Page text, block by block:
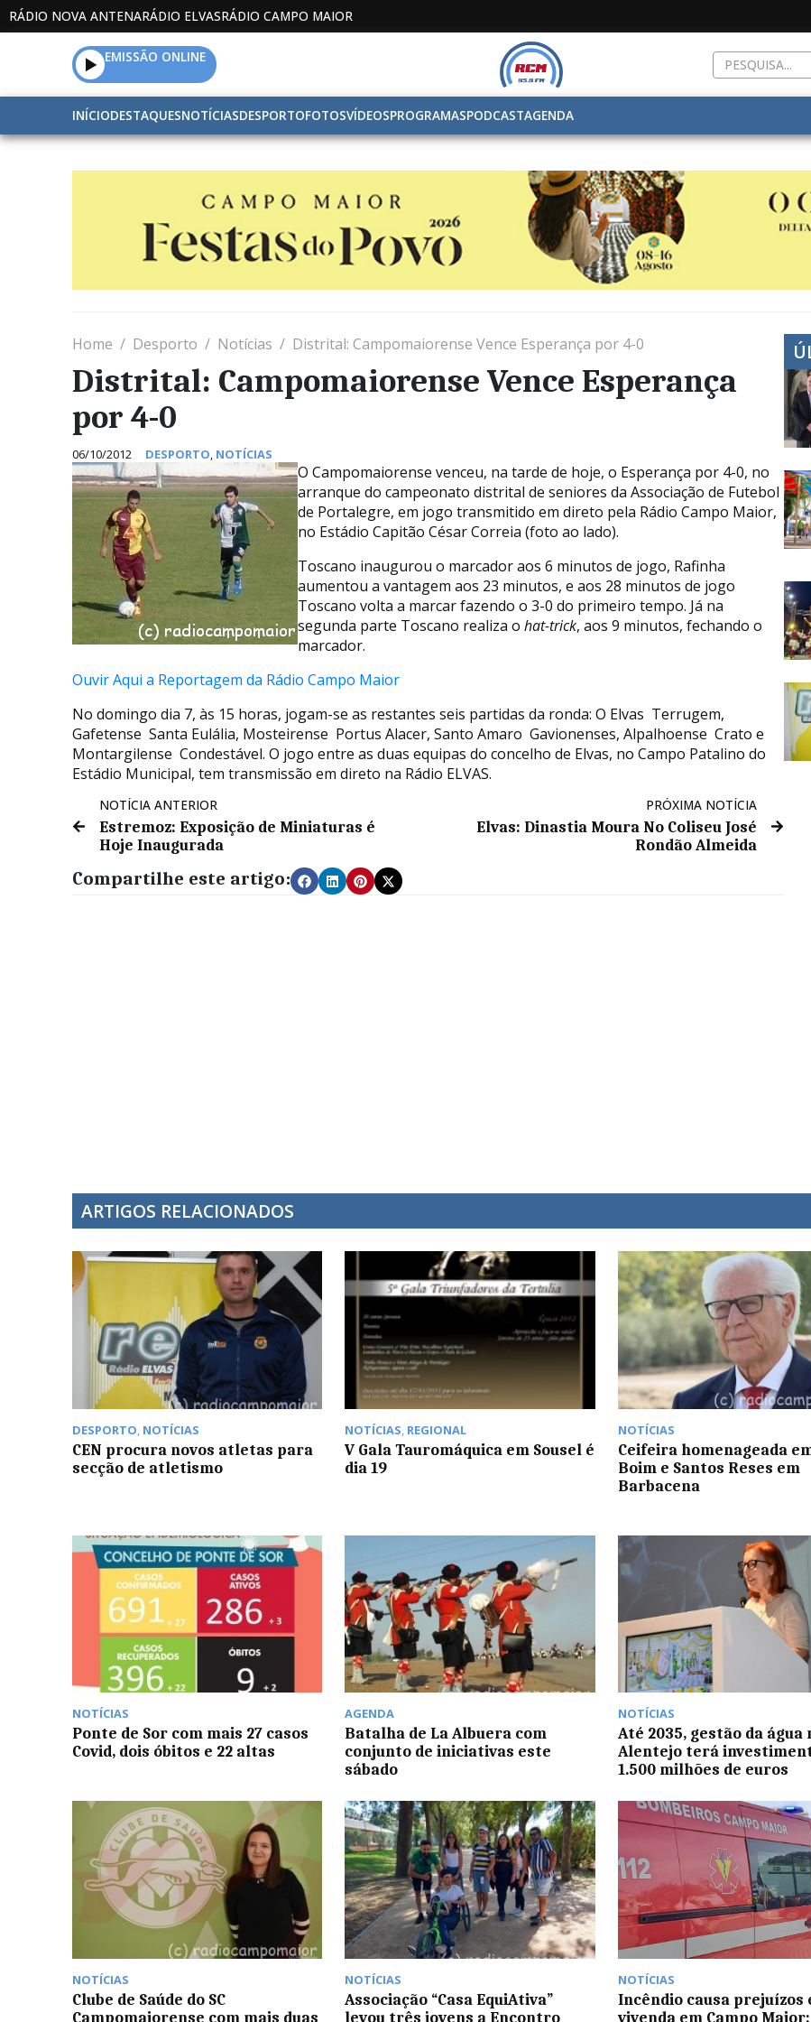
RÁDIO NOVA ANTENARÁDIO ELVASRÁDIO CAMPO MAIOR
EMISSÃO ONLINE
INÍCIODESTAQUESNOTÍCIASDESPORTOFOTOSVÍDEOSPROGRAMASPODCASTAGENDA
Home Desporto Notícias Distrital: Campomaiorense Vence Esperança por 4-0
Distrital: Campomaiorense Vence Esperança
por 4-0
06/10/2012 DESPORTO, NOTÍCIAS
O Campomaiorense venceu, na tarde de hoje, o Esperança por 4-0, no
arranque do campeonato distrital de seniores da Associação de Futebol
de Portalegre, em jogo transmitido em direto pela Rádio Campo Maior,
no Estádio Capitão César Correia (foto ao lado).
Toscano inaugurou o marcador aos 6 minutos de jogo, Rafinha
aumentou a vantagem aos 23 minutos, e aos 28 minutos de jogo
Toscano volta a marcar fazendo o 3-0 do primeiro tempo. Já na
segunda parte Toscano realiza o hat-trick, aos 9 minutos, fechando o
marcador.
Ouvir Aqui a Reportagem da Rádio Campo Maior
No domingo dia 7, às 15 horas, jogam-se as restantes seis partidas da ronda: O Elvas  Terrugem,
Gafetense  Santa Eulália, Mosteirense  Portus Alacer, Santo Amaro  Gavionenses, Alpalhoense  Crato e
Montargilense  Condestável. O jogo entre as duas equipas do concelho de Elvas, no Campo Patalino do
Estádio Municipal, tem transmissão em direto na Rádio ELVAS.
NOTÍCIA ANTERIOR
Estremoz: Exposição de Miniaturas é
Hoje Inaugurada
PRÓXIMA NOTÍCIA
Elvas: Dinastia Moura No Coliseu José
Rondão Almeida
Compartilhe este artigo:
ARTIGOS RELACIONADOS
DESPORTO, NOTÍCIAS
CEN procura novos atletas para
secção de atletismo
NOTÍCIAS, REGIONAL
V Gala Tauromáquica em Sousel é
dia 19
NOTÍCIAS
Ceifeira homenageada
Boim e Santos Reses em
Barbacena
NOTÍCIAS
Ponte de Sor com mais 27 casos
Covid, dois óbitos e 22 altas
AGENDA
Batalha de La Albuera com
conjunto de iniciativas este
sábado
NOTÍCIAS
Até 2035, gestão da água
Alentejo terá
1.500 milhões de euros
NOTÍCIAS
Clube de Saúde do SC
Campomaiorense com mais duas
NOTÍCIAS
Associação “Casa EquiAtiva”
levou três jovens a Encontro
NOTÍCIAS
Incêndio causa prejuízos
vivenda em Campo Maior: